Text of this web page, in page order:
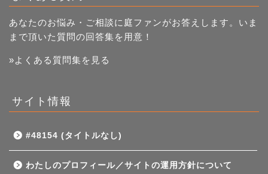
あなたのお悩み・ご相談に庭ファンがお答えします。いま
まで頂いた質問の回答集を用意！
»よくある質問集を見る
サイト情報
#48154 (タイトルなし)
わたしのプロフィール／サイトの運用方針について